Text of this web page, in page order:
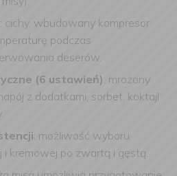
: cichy, wbudowany kompresor
podczas
deserów.
(6 ustawień): mrożony
z dodatkami, sorbet, koktajl
: możliwość wyboru
i kremowej po zwartą i gęstą.